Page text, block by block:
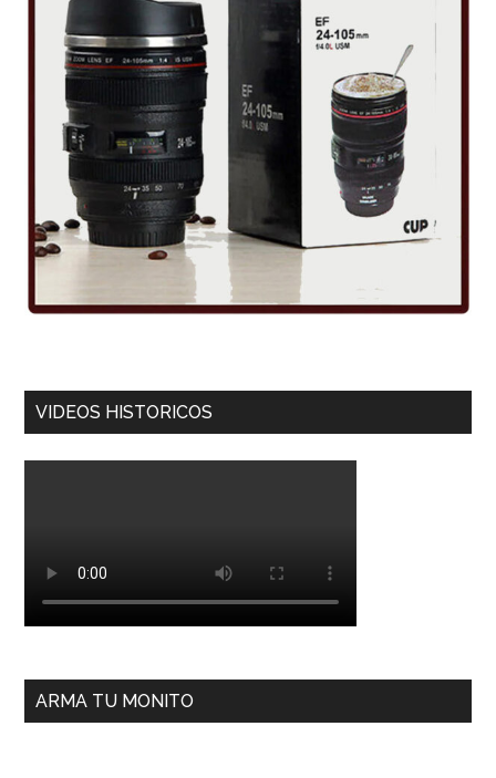
VIDEOS HISTORICOS
ARMA TU MONITO